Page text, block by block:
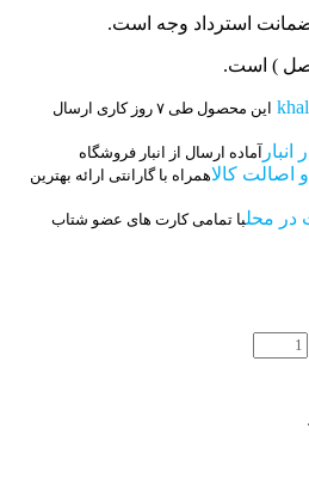
استرداد وجه است.
) است.
این محصول طی ۷ روز کاری ارسال
آماده ارسال از انبار فروشگاه
اصالت کالاهمراه با گارانتی ارائه بهترین
در محلبا تمامی کارت های عضو شتاب